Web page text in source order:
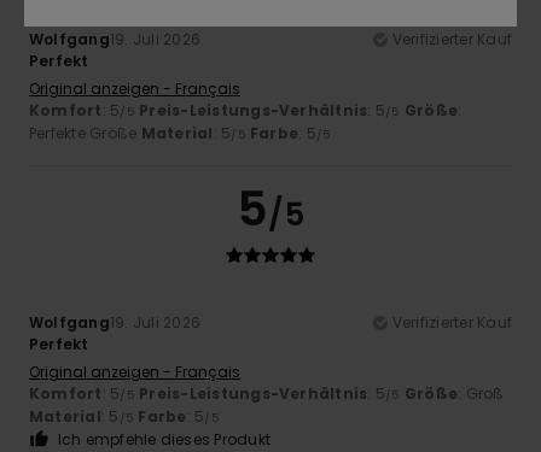
Wolfgang19. Juli 2026
Verifizierter Kauf
Perfekt
Original anzeigen - Français
Komfort: 5/5 Preis-Leistungs-Verhältnis: 5/5 Größe:
Perfekte Größe Material: 5/5 Farbe: 5/5
5/5
Wolfgang19. Juli 2026
Verifizierter Kauf
Perfekt
Original anzeigen - Français
Komfort: 5/5 Preis-Leistungs-Verhältnis: 5/5 Größe: Groß
Material: 5 /5 Farbe: 5/5
Ich empfehle dieses Produkt